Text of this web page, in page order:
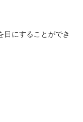
目にすることができ